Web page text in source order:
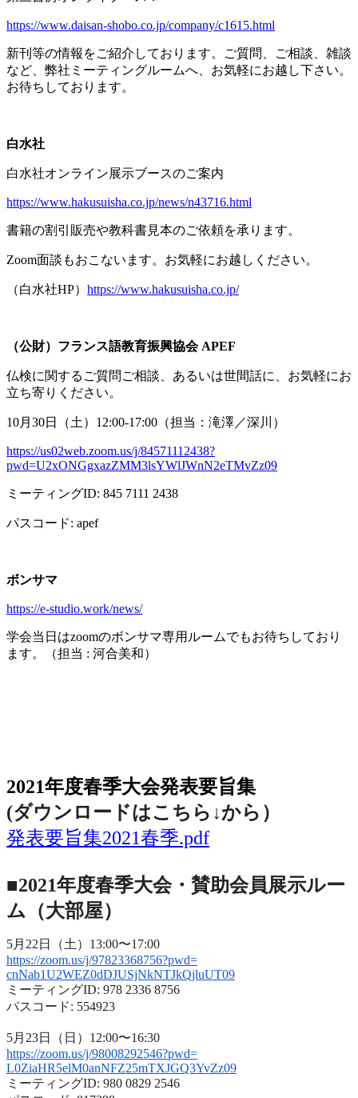
https://www.daisan-shobo.co.jp/company/c1615.html
新刊等の情報をご紹介しております。ご質問、ご相談、雑談
など、弊社ミーティングルームへ、お気軽にお越し下さい。
お待ちしております。
白水社
白水社オンライン展示ブースのご案内
https://www.hakusuisha.co.jp/news/n43716.html
書籍の割引販売や教科書見本のご依頼を承ります。
Zoom面談もおこないます。お気軽にお越しください。
（白水社HP） https://www.hakusuisha.co.jp/
（公財）フランス語教育振興協会APEF
仏検に関するご質問ご相談、あるいは世間話に、お気軽にお
立ち寄りください。
10月 30日（土） 12:00-17:00 （担当：滝澤／深川）
https://us02web.zoom.us/j/84571112438?
pwd=U2xONGgxazZMM3lsYWlJWnN2eTMvZz09
ミーティングID: 845 7111 2438
パスコード: apef
ボンサマ
https://e-studio.work/news/
学会当日はzoomのボンサマ専用ルームでもお待ちしており
ます。（担当 : 河合美和）
2021年度春季大会発表要旨集
(ダウンロードはこちら↓から ）
発表要旨集2021春季.pdf
■2021年度春季大会・賛助会員展示ルー
ム（大部屋）
5月22日（土）13:00〜17:00
https://zoom.us/j/97823368756?pwd=
cnNab1U2WEZ0dDJUSjNkNTJkQjluUT09
ミーティングID: 978 2336 8756
パスコード: 554923
5月23日（日）12:00〜16:30
https://zoom.us/j/98008292546?pwd=
L0ZiaHR5elM0anNFZ25mTXJGQ3YvZz09
ミーティングID: 980 0829 2546